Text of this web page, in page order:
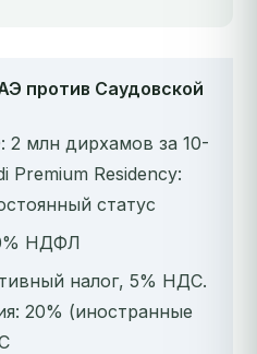
против Саудовской
2 млн дирхамов за 10-
Residency:
статус
НДФЛ
налог, 5% НДС.
20% (иностранные